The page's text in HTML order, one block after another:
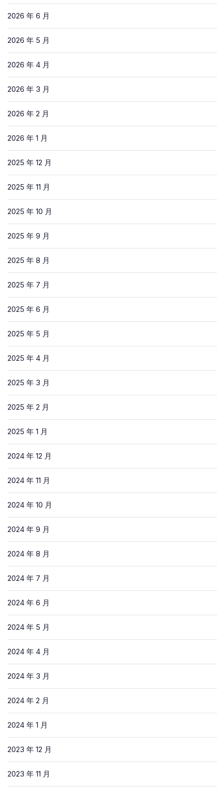
2026 年 6 月
2026 年 5 月
2026 年 4 月
2026 年 3 月
2026 年 2 月
2026 年 1 月
2025 年 12 月
2025 年 11 月
2025 年 10 月
2025 年 9 月
2025 年 8 月
2025 年 7 月
2025 年 6 月
2025 年 5 月
2025 年 4 月
2025 年 3 月
2025 年 2 月
2025 年 1 月
2024 年 12 月
2024 年 11 月
2024 年 10 月
2024 年 9 月
2024 年 8 月
2024 年 7 月
2024 年 6 月
2024 年 5 月
2024 年 4 月
2024 年 3 月
2024 年 2 月
2024 年 1 月
2023 年 12 月
2023 年 11 月